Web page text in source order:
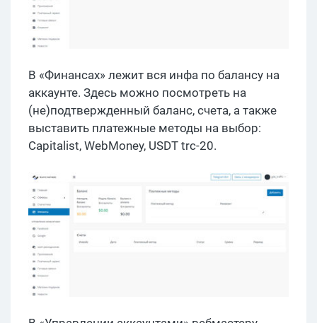
В «Финансах» лежит вся инфа по балансу на
аккаунте. Здесь можно посмотреть на
(не)подтвержденный баланс, счета, а также
выставить платежные методы на выбор:
Capitalist, WebMoney, USDT trc-20.